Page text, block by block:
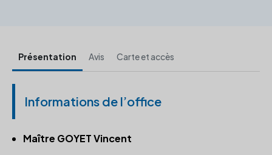
Présentation Avis Carte et accès
Informations de l’office
Maître GOYET Vincent